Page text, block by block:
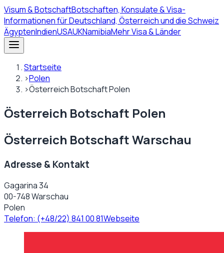
Visum& BotschaftBotschaften, Konsulate & Visa-
Informationen für Deutschland, Österreich und die Schweiz
ÄgyptenIndienUSAUKNamibiaMehr Visa & Länder
Startseite
›Polen
›Österreich Botschaft Polen
Österreich Botschaft Polen
Österreich Botschaft Warschau
Adresse & Kontakt
Gagarina 34
00-748 Warschau
Polen
Telefon: (+48/22) 841 00 81Webseite